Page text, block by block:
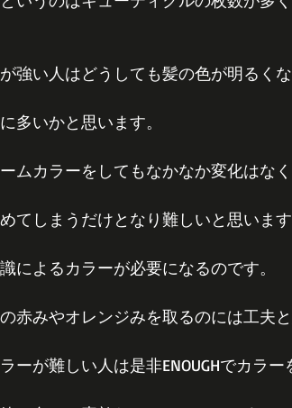
強い人はどうしても髪の色が明るく
多いかと思います。
ムカラーをしてもなかなか変化はなく
てしまうだけとなり難しいと思います
によるカラーが必要になるのです。
赤みやオレンジみを取るのには工夫
ーが難しい人は是非ENOUGHでカラー